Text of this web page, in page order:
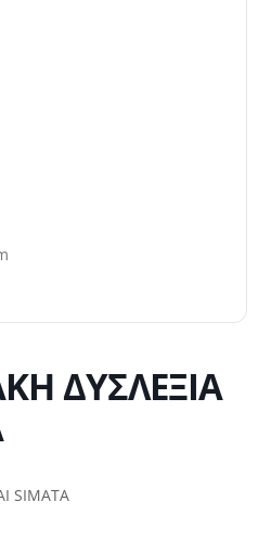
ΔΥΣΛΕΞΙΑ
SIMATA